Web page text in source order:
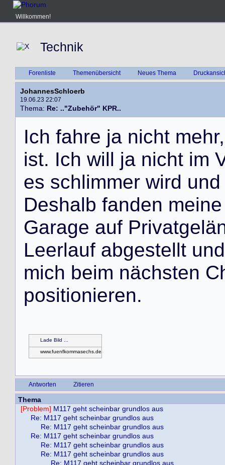
Willkommen!
Technik
Forenliste Themenübersicht Neues Thema
JohannesSchloerb
19.06.23 22:07
Thema: Re: .."Zubehör" KPR..
Ich fahre ja nicht mehr,
ist. Ich will ja nicht im
es schlimmer wird und
Deshalb fanden meine
Garage auf Privatgelä
Leerlauf abgestellt und
mich beim nächsten C
positionieren.
Lade Bild ...
www.fuenfkommasechs.de
Antworten Zitieren
Thema
[Problem] M117 geht scheinbar grundlos aus
Re: M117 geht scheinbar grundlos aus
Re: M117 geht scheinbar grundlos aus
Re: M117 geht scheinbar grundlos aus
Re: M117 geht scheinbar grundlos aus
Re: M117 geht scheinbar grundlos aus
Re: M117 geht scheinbar grundlos aus